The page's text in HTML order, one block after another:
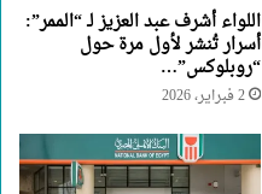
اللواء أشرف عبد العزيز لـ “الممر”:
أسرار تُنشر لأول مرة حول
“روبلوكس”…
2 فبراير، 2026